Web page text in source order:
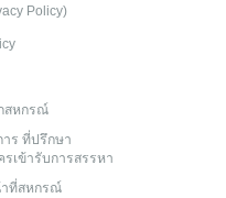
Policy)
สหกรณ์
ร ที่ปรึกษา
เข้ารับการสรรหา
าที่สหกรณ์